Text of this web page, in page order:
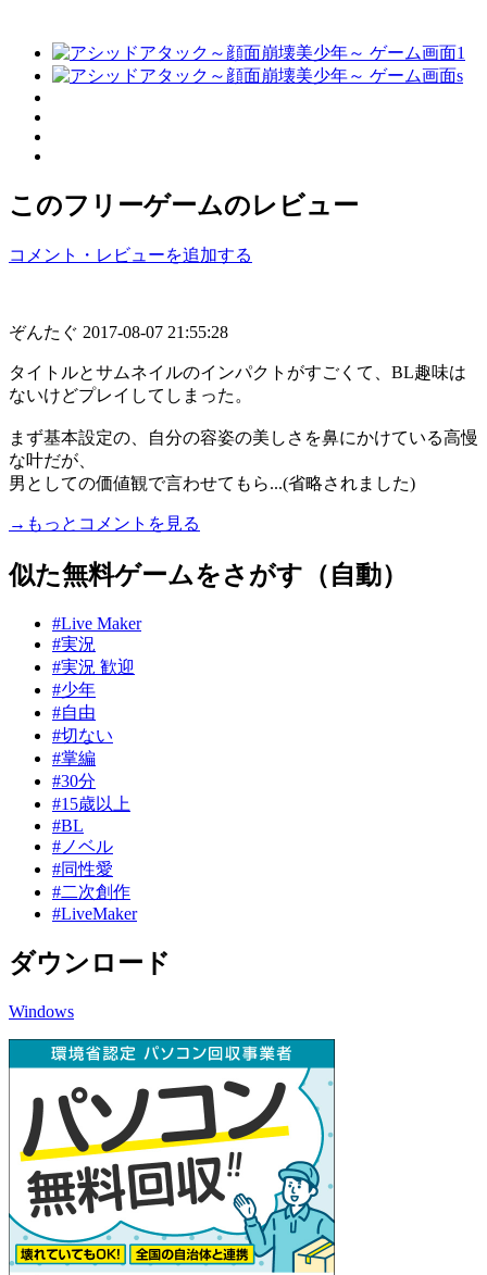
このフリーゲームのレビュー
コメント・レビューを追加する
ぞんたぐ 2017-08-07 21:55:28
タイトルとサムネイルのインパクトがすごくて、BL趣味は
ないけどプレイしてしまった。
まず基本設定の、自分の容姿の美しさを鼻にかけている高慢
な叶だが、
男としての価値観で言わせてもら...(省略されました)
→もっとコメントを見る
似た無料ゲームをさがす（自動）
#Live Maker
#実況
#実況 歓迎
#少年
#自由
#切ない
#掌編
#30分
#15歳以上
#BL
#ノベル
#同性愛
#二次創作
#LiveMaker
ダウンロード
Windows